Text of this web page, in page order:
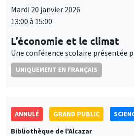
Mardi 20 janvier 2026
13:00 à 15:00
L’économie et le climat
Une conférence scolaire présentée
UNIQUEMENT EN FRANÇAIS
ANNULÉ GRAND PUBLIC
Bibliothèque de l'Alcazar